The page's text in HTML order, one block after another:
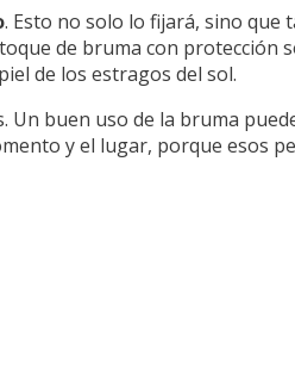
. Esto no solo lo fijará, sino que
de bruma con protección
de los estragos del sol.
Un buen uso de la bruma
y el lugar, porque esos